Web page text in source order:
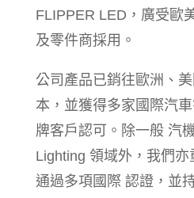
FLIPPER LED，廣受歐
及零件商採用。
公司產品已銷往歐洲、
本，並獲得多家國際汽
牌客戶認可。除一般 汽
Lighting 領域外，我們
通過多項國際 認證，並